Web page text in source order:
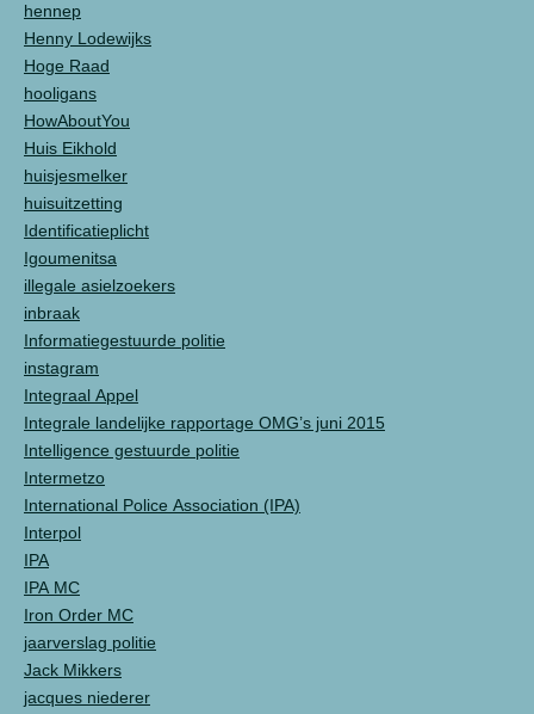
hennep
Henny Lodewijks
Hoge Raad
hooligans
HowAboutYou
Huis Eikhold
huisjesmelker
huisuitzetting
Identificatieplicht
Igoumenitsa
illegale asielzoekers
inbraak
Informatiegestuurde politie
instagram
Integraal Appel
Integrale landelijke rapportage OMG’s juni 2015
Intelligence gestuurde politie
Intermetzo
International Police Association (IPA)
Interpol
IPA
IPA MC
Iron Order MC
jaarverslag politie
Jack Mikkers
jacques niederer